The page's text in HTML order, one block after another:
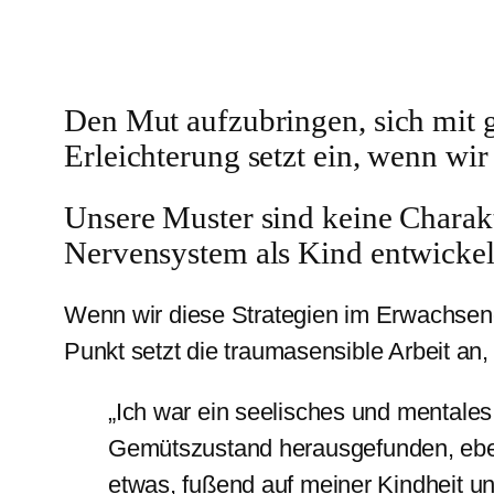
Den Mut aufzubringen, sich mit
Erleichterung setzt ein, wenn
Unsere Muster sind keine
Nervensystem als Kind
Wenn wir diese Strategien im
Punkt setzt die traumasensible Arbeit
„Ich war ein seelisches und
Gemütszustand herausgefunden,
etwas, fußend auf meiner Kindheit